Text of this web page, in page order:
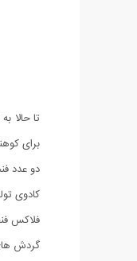
تا حالا
دو عدد
کادوی
فلاکس
گردش